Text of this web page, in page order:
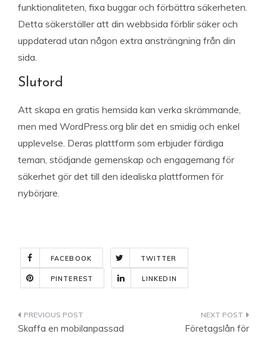
funktionaliteten, fixa buggar och förbättra säkerheten.
Detta säkerställer att din webbsida förblir säker och
uppdaterad utan någon extra ansträngning från din
sida.
Slutord
Att skapa en gratis hemsida kan verka skrämmande,
men med WordPress.org blir det en smidig och enkel
upplevelse. Deras plattform som erbjuder färdiga
teman, stödjande gemenskap och engagemang för
säkerhet gör det till den idealiska plattformen för
nybörjare.
FACEBOOK TWITTER
PINTEREST LINKEDIN
Indlægsnavigation
Skaffa en mobilanpassad
Företagslån för